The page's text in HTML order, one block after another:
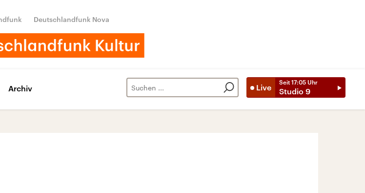
Deutschlandfunk Nova
Live
Seit 17:05 Uhr
Studio 9
Archiv